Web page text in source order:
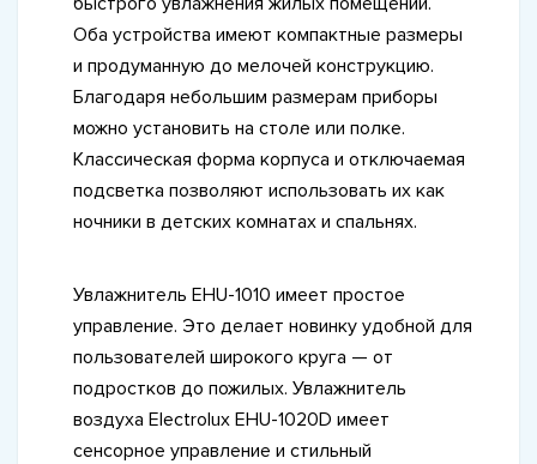
Оба устройства имеют компактные размеры
и продуманную до мелочей конструкцию.
Благодаря небольшим размерам приборы
можно установить на столе или полке.
Классическая форма корпуса и отключаемая
подсветка позволяют использовать их как
ночники в детских комнатах и спальнях.
Увлажнитель EHU-1010 имеет простое
управление. Это делает новинку удобной для
пользователей широкого круга — от
подростков до пожилых. Увлажнитель
воздуха Electrolux EHU-1020D имеет
сенсорное управление и стильный